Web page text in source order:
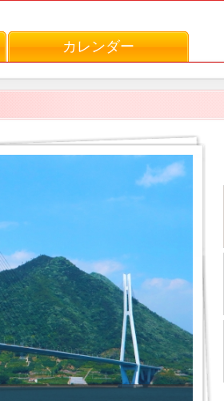
カレンダー